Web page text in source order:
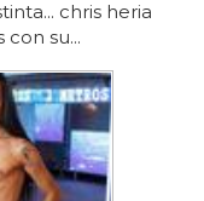
chris heria
su...